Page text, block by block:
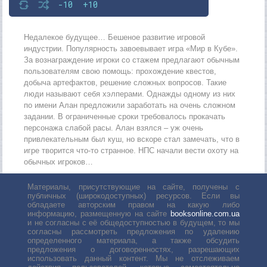
-10 +10
Недалекое будущее… Бешеное развитие игровой
индустрии. Популярность завоевывает игра «Мир в Кубе».
За вознаграждение игроки со стажем предлагают обычным
пользователям свою помощь: прохождение квестов,
добыча артефактов, решение сложных вопросов. Такие
люди называют себя хэлперами. Однажды одному из них
по имени Алан предложили заработать на очень сложном
задании. В ограниченные сроки требовалось прокачать
персонажа слабой расы. Алан взялся – уж очень
привлекательным был куш, но вскоре стал замечать, что в
игре творится что-то странное. НПС начали вести охоту на
обычных игроков…
Материалы, присутствующие на сайте, получены с
публичных (широкодоступных) ресурсов. Если вы
обладаете авторским правом на какую либо
информацию, размещенную на сайте booksonline.com.ua
и не согласны с её общедоступностью в будущем, то мы
согласны рассмотреть предложения по удалению
определенного материала, а также обсудить
предложения о договоренностях, разрешающих
использовать данный контент. Мы не отслеживаем